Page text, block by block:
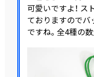
可愛いですよ！
ておりますのでバ
ですね。全4種の数